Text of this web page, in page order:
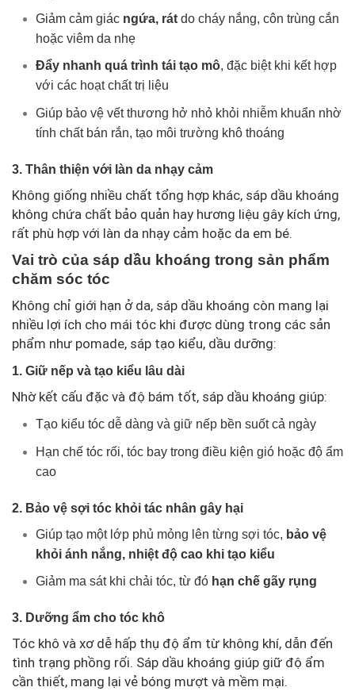
Giảm cảm giác ngứa, rát do cháy nắng, côn trùng cắn
hoặc viêm da nhẹ
Đẩy nhanh quá trình tái tạo mô, đặc biệt khi kết hợp
với các hoạt chất trị liệu
Giúp bảo vệ vết thương hở nhỏ khỏi nhiễm khuẩn nhờ
tính chất bán rắn, tạo môi trường khô thoáng
3. Thân thiện với làn da nhạy cảm
Không giống nhiều chất tổng hợp khác, sáp dầu khoáng
không chứa chất bảo quản hay hương liệu gây kích ứng,
rất phù hợp với làn da nhạy cảm hoặc da em bé.
Vai trò của sáp dầu khoáng trong sản phẩm
chăm sóc tóc
Không chỉ giới hạn ở da, sáp dầu khoáng còn mang lại
nhiều lợi ích cho mái tóc khi được dùng trong các sản
phẩm như pomade, sáp tạo kiểu, dầu dưỡng:
1. Giữ nếp và tạo kiểu lâu dài
Nhờ kết cấu đặc và độ bám tốt, sáp dầu khoáng giúp:
Tạo kiểu tóc dễ dàng và giữ nếp bền suốt cả ngày
Hạn chế tóc rối, tóc bay trong điều kiện gió hoặc độ ẩm
cao
2. Bảo vệ sợi tóc khỏi tác nhân gây hại
Giúp tạo một lớp phủ mỏng lên từng sợi tóc, bảo vệ
khỏi ánh nắng, nhiệt độ cao khi tạo kiểu
Giảm ma sát khi chải tóc, từ đó hạn chế gãy rụng
3. Dưỡng ẩm cho tóc khô
Tóc khô và xơ dễ hấp thụ độ ẩm từ không khí, dẫn đến
tình trạng phồng rối. Sáp dầu khoáng giúp giữ độ ẩm
cần thiết, mang lại vẻ bóng mượt và mềm mại.